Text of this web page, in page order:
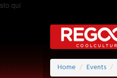
sto qui
Home Events